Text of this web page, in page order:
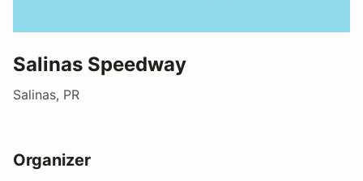
Salinas Speedway
Salinas, PR
Organizer